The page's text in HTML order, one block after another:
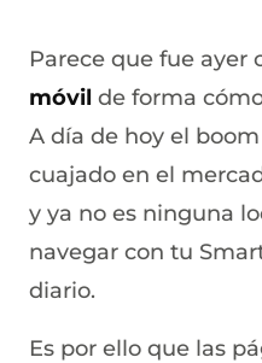
Parece que fue ayer
móvil de forma
A día de hoy el
cuajado en el
y ya no es ninguna
navegar con tu
diario.
Es por ello que las